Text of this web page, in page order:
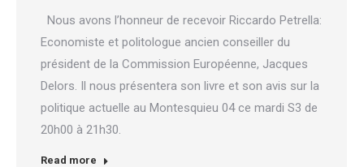
Nous avons l’honneur de recevoir Riccardo Petrella:
Economiste et politologue ancien conseiller du
président de la Commission Européenne, Jacques
Delors. Il nous présentera son livre et son avis sur la
politique actuelle au Montesquieu 04 ce mardi S3 de
20h00 à 21h30.
Read more